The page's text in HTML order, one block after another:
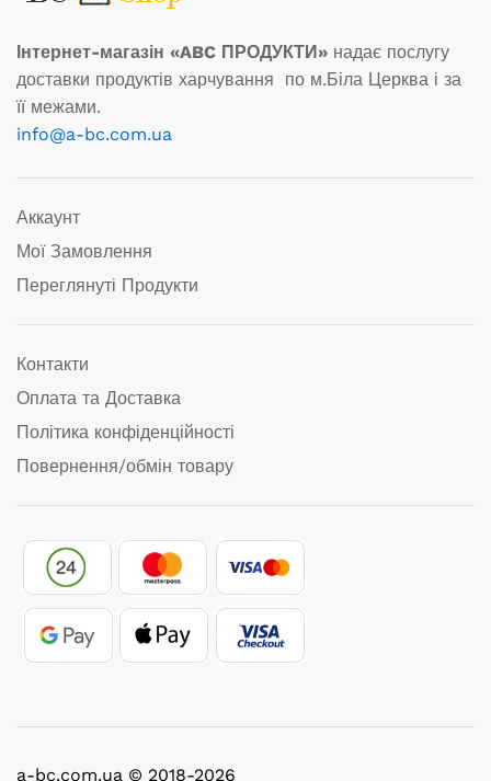
Інтернет-магазін «ABC ПРОДУКТИ» надає послугу
доставки продуктів харчування по м.Біла Церква і за
її межами.
info@a-bc.com.ua
Аккаунт
Мої Замовлення
Переглянуті Продукти
Контакти
Оплата та Доставка
Політика конфіденційності
Повернення/обмін товару
a-bc.com.ua © 2018-2026